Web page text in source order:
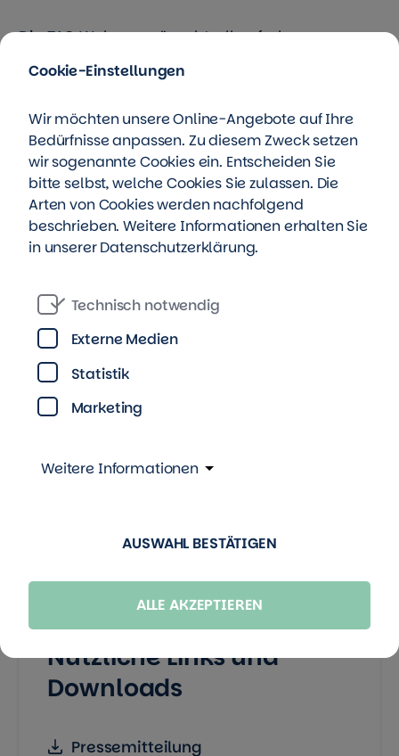
Die TAG Wohnen wünscht allen frohe
Weihnachtstage und ein glückliches neues
Jahr!
Unter der Wohnmarke „TAG Wohnen“
bewirtschaftet die TAG Immobilien AG mehr
als 84.000 Wohnungen, vorrangig in Nord- und
Ostdeutschland, und ist in der Entwicklung von
lebenswerten Quartieren aktiv.
Kontakt
Pressestelle Berlin
TAG Immobilien AG
Nützliche Links und
Downloads
Pressemitteilung
Cookie-Einstellungen
Wir möchten unsere Online-Angebote auf Ihre
Bedürfnisse anpassen. Zu diesem Zweck setzen
wir sogenannte Cookies ein. Entscheiden Sie
bitte selbst, welche Cookies Sie zulassen. Die
Arten von Cookies werden nachfolgend
beschrieben. Weitere Informationen erhalten Sie
in unsererDatenschutzerklärung.
Technisch notwendig
Externe Medien
Statistik
Marketing
Weitere Informationen
AUSWAHL BESTÄTIGEN
ALLE AKZEPTIEREN